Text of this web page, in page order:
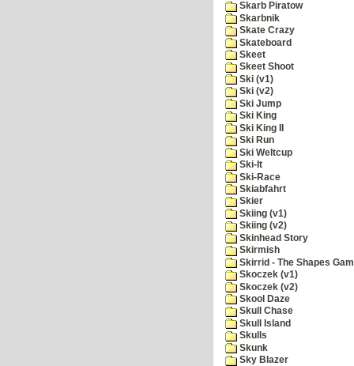
Skarb Piratow
Skarbnik
Skate Crazy
Skateboard
Skeet
Skeet Shoot
Ski (v1)
Ski (v2)
Ski Jump
Ski King
Ski King II
Ski Run
Ski Weltcup
Ski-It
Ski-Race
Skiabfahrt
Skier
Skiing (v1)
Skiing (v2)
Skinhead Story
Skirmish
Skirrid - The Shapes
Skoczek (v1)
Skoczek (v2)
Skool Daze
Skull Chase
Skull Island
Skulls
Skunk
Sky Blazer